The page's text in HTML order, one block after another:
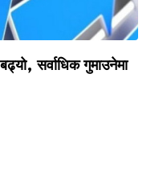
सर्वाधिक गुमाउनेमा